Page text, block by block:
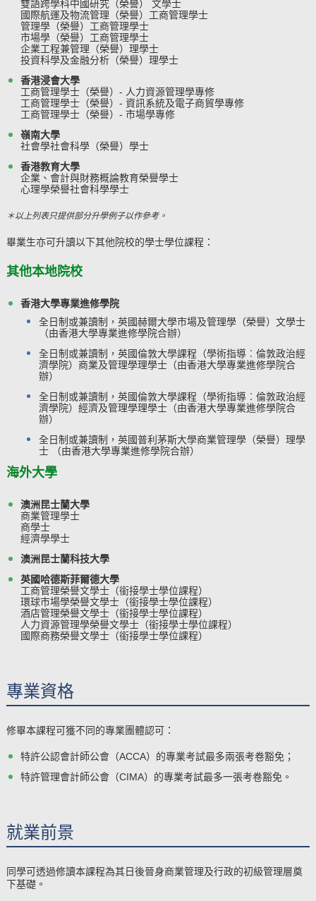
雙語跨學科中國研究（榮譽） 文學士
國際航運及物流管理（榮譽）工商管理學士
管理學（榮譽）工商管理學士
市場學（榮譽）工商管理學士
企業工程兼管理（榮譽）理學士
投資科學及金融分析（榮譽）理學士
香港浸會大學
工商管理學士（榮譽）- 人力資源管理學專修
工商管理學士（榮譽）- 資訊系統及電子商貿學專修
工商管理學士（榮譽）- 市場學專修
嶺南大學
社會學社會科學（榮譽）學士
香港教育大學
企業、會計與財務概論教育榮譽學士
心理學榮譽社會科學學士
＊以上列表只提供部分升學例子以作參考。
畢業生亦可升讀以下其他院校的學士學位課程：
其他本地院校
香港大學專業進修學院
全日制或兼讀制，英國赫爾大學市場及管理學（榮譽）文學士
（由香港大學專業進修學院合辦）
全日制或兼讀制，英國倫敦大學課程（學術指導︰倫敦政治經
濟學院）商業及管理學理學士（由香港大學專業進修學院合
辦）
全日制或兼讀制，英國倫敦大學課程（學術指導︰倫敦政治經
濟學院）經濟及管理學理學士（由香港大學專業進修學院合
辦）
全日制或兼讀制，英國普利茅斯大學商業管理學（榮譽）理學
士 （由香港大學專業進修學院合辦）
​海外大學
澳洲昆士蘭大學
商業管理學士
商學士
經濟學學士
澳洲昆士蘭科技大學
英國哈德斯菲爾德大學
工商管理榮譽文學士（銜接學士學位課程）
環球市場學榮譽文學士（銜接學士學位課程）
酒店管理榮譽文學士（銜接學士學位課程）
人力資源管理學榮譽文學士（銜接學士學位課程）
國際商務榮譽文學士（銜接學士學位課程）
專業資格
修畢本課程可獲不同的專業團體認可：
特許公認會計師公會（ACCA）的專業考試最多兩張考卷豁免；
特許管理會計師公會（CIMA）的專業考試最多一張考卷豁免。
就業前景
同學可透過修讀本課程為其日後晉身商業管理及行政的初級管理層奠
下基礎。